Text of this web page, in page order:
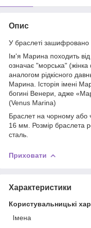
Опис
У браслеті
Ім'я Марина походить
означає "морська"
аналогом рідкісного
Марина. Історія імені
богині Венери, адже
(Venus Marina)
Браслет на чорному або
16 мм. Розмір браслета
сталь.
Приховати
Характеристики
Користувальницькі
Імена